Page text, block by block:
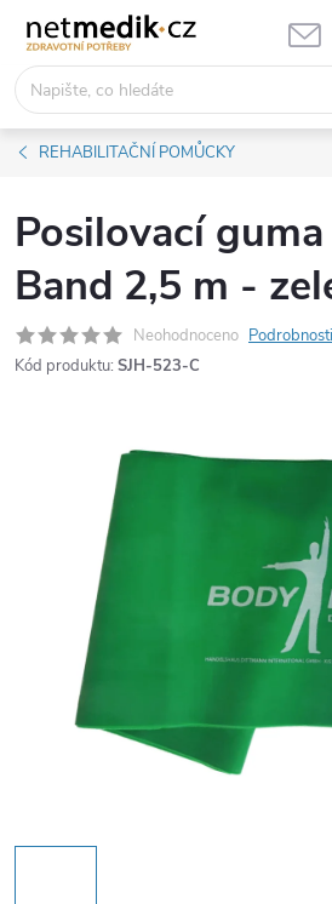
obsah
REHABILITAČNÍ POMŮCKY
Posilovací
Band 2,5 m -
Neohodnoceno
Kód produktu: SJH-523-C